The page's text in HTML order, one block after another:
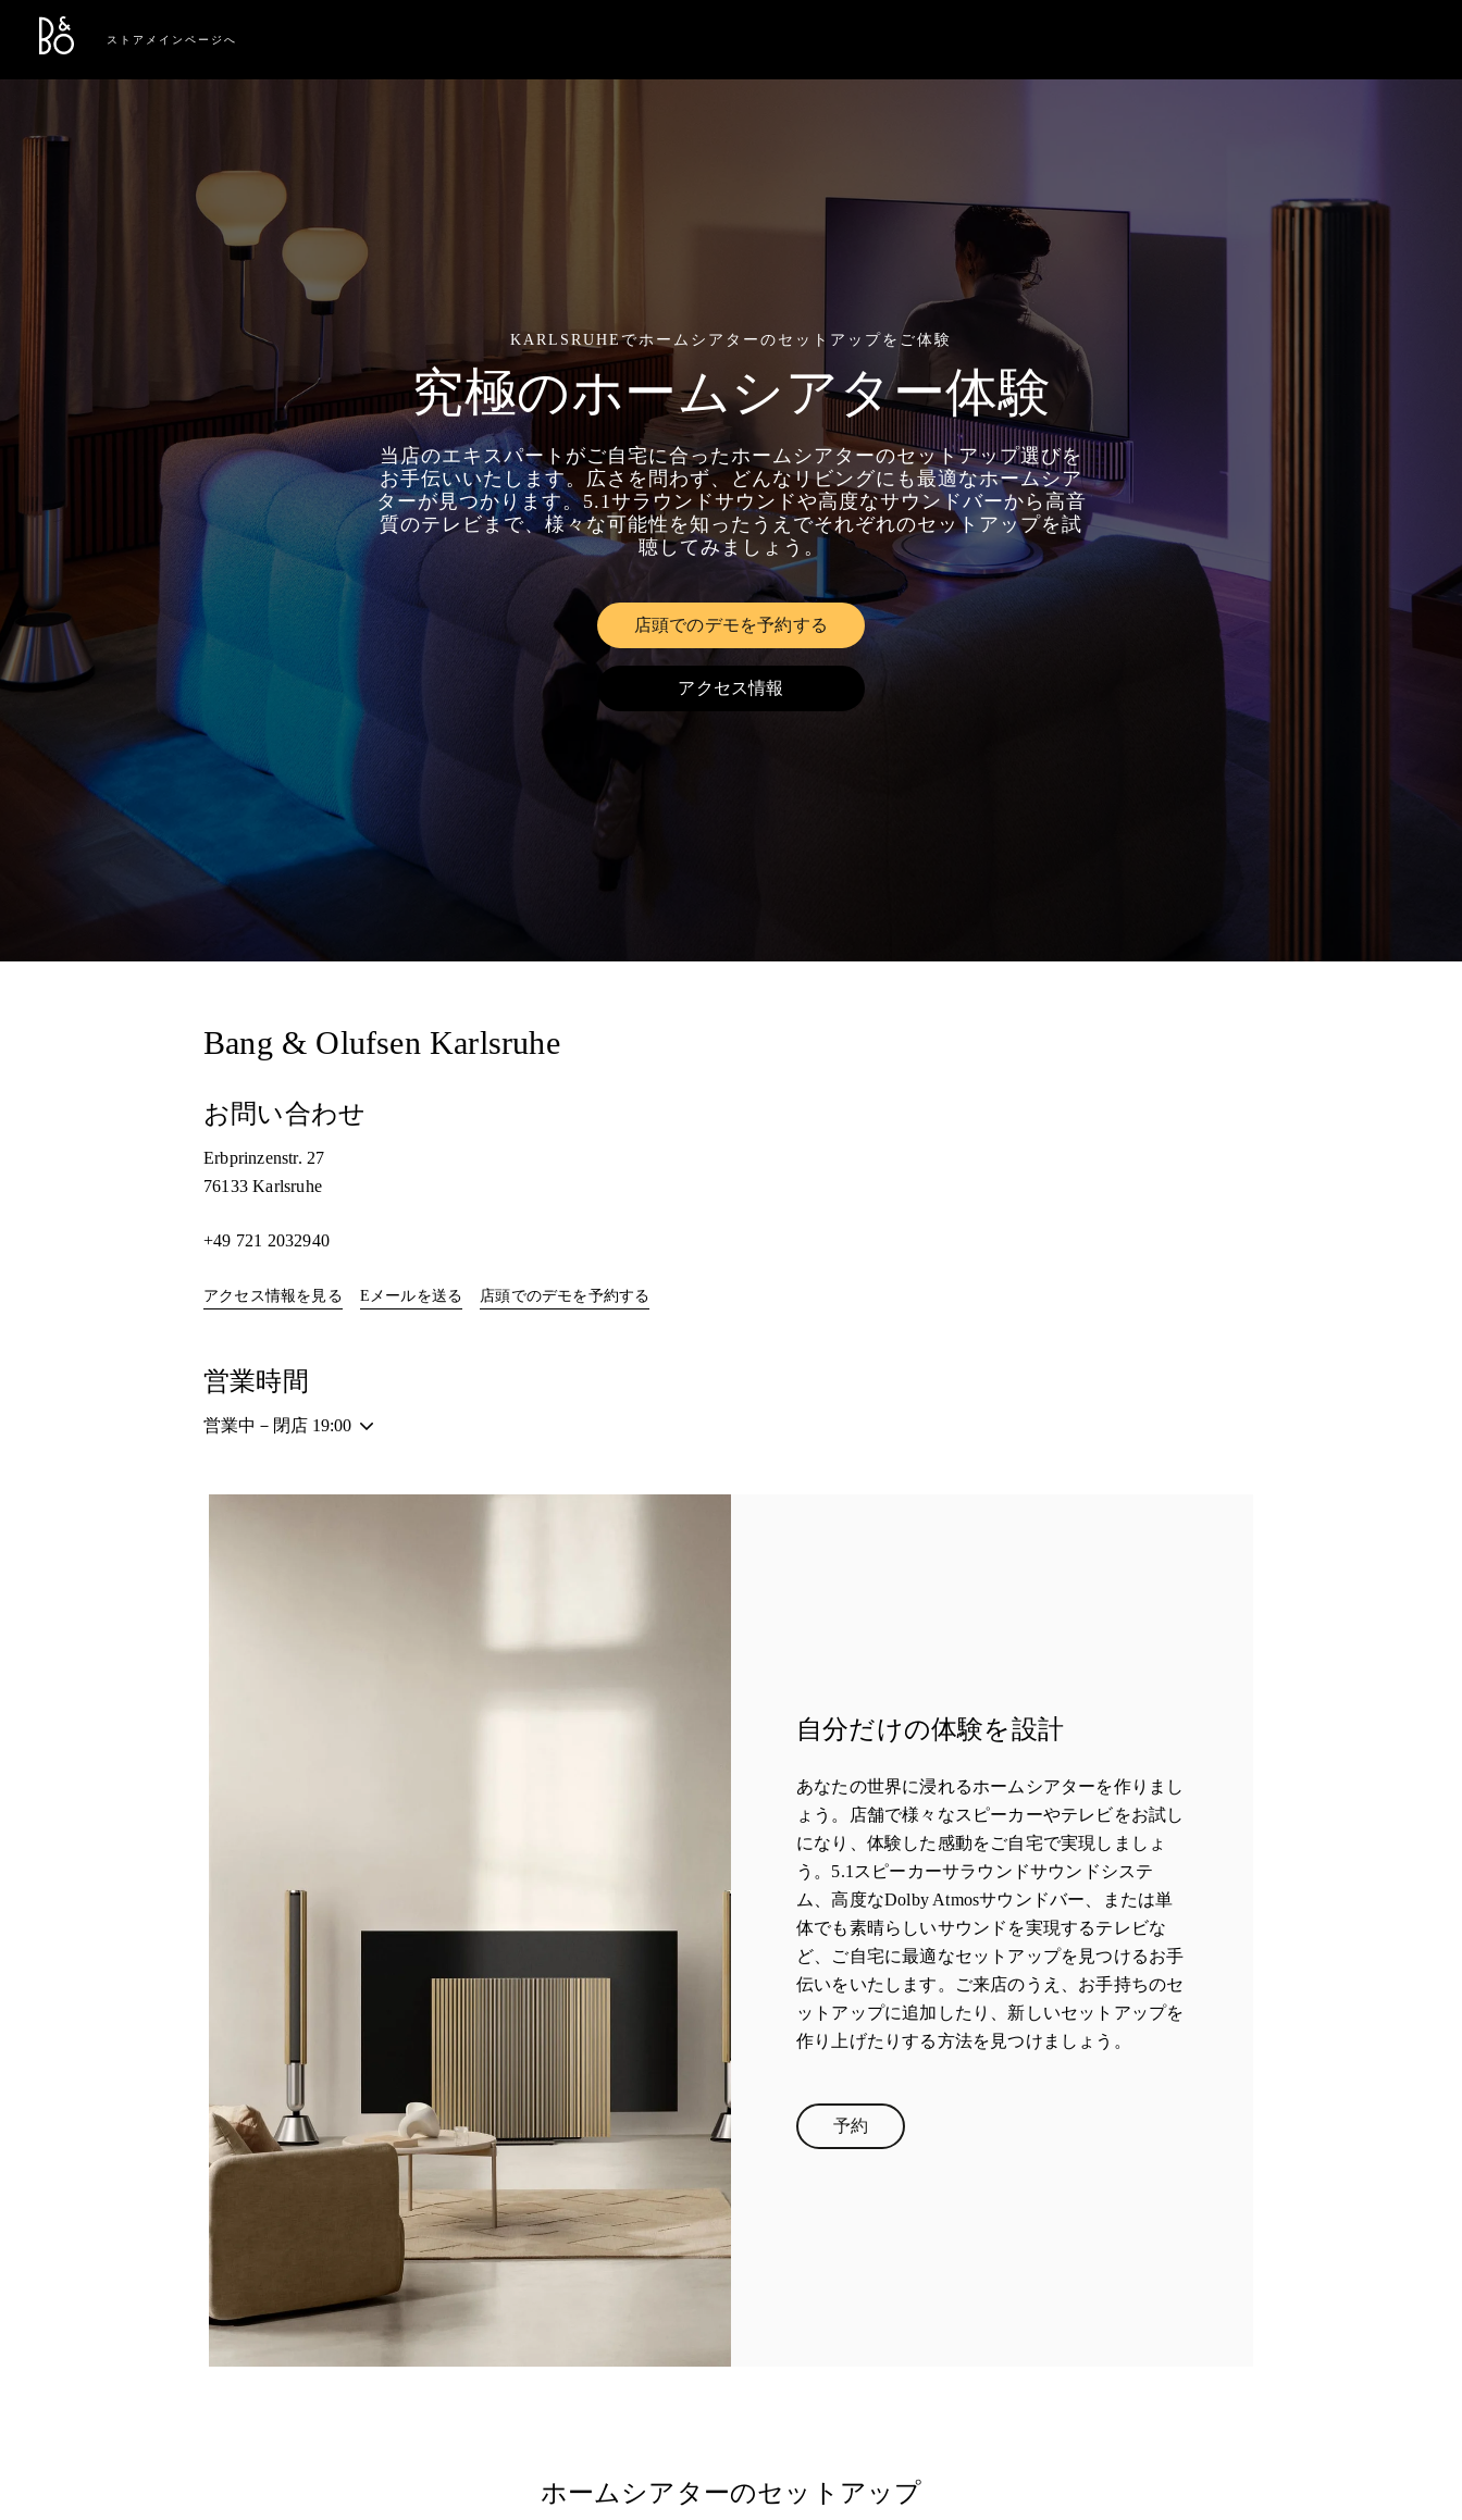
Bang & Olufsen - Exist to Create
ストアメインページへ
KARLSRUHEでホームシアターのセットアップをご体験
究極のホームシアター体験
当店のエキスパートがご自宅に合ったホームシアターのセットアップ選びを
お手伝いいたします。広さを問わず、どんなリビングにも最適なホームシア
ターが見つかります。5.1サラウンドサウンドや高度なサウンドバーから高音
質のテレビまで、様々な可能性を知ったうえでそれぞれのセットアップを試
聴してみましょう。
店頭でのデモを予約する
Link Opens in New Tab
アクセス情報Link Opens in New Tab
Bang & Olufsen Karlsruhe
お問い合わせ
Erbprinzenstr. 27
76133 Karlsruhe
+49 721 2032940
アクセス情報を見る Link Opens in New Tab
Eメールを送る 店頭でのデモを予約する
営業時間
営業中－閉店 19:00
自分だけの体験を設計
あなたの世界に浸れるホームシアターを作りまし
ょう。店舗で様々なスピーカーやテレビをお試し
になり、体験した感動をご自宅で実現しましょ
う。5.1スピーカーサラウンドサウンドシステ
ム、高度なDolby Atmosサウンドバー、または単
体でも素晴らしいサウンドを実現するテレビな
ど、ご自宅に最適なセットアップを見つけるお手
伝いをいたします。ご来店のうえ、お手持ちのセ
ットアップに追加したり、新しいセットアップを
作り上げたりする方法を見つけましょう。
予約Link Opens in New Tab
ホームシアターのセットアップ